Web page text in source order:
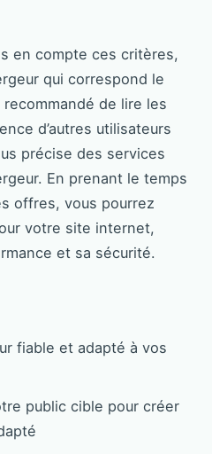
en compte ces critères,
qui correspond le
de lire les
d’autres utilisateurs
précise des services
En prenant le temps
offres, vous pourrez
votre site internet,
et sa sécurité.
fiable et adapté à vos
public cible pour créer